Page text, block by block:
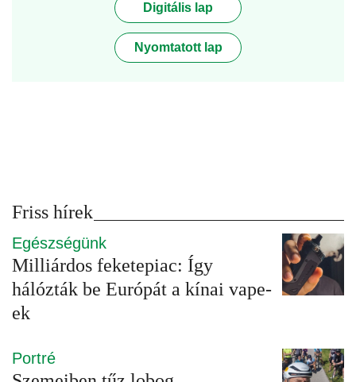
Digitális lap
Nyomtatott lap
Friss hírek
Egészségünk
Milliárdos feketepiac: Így
hálózták be Európát a kínai vape-
ek
Portré